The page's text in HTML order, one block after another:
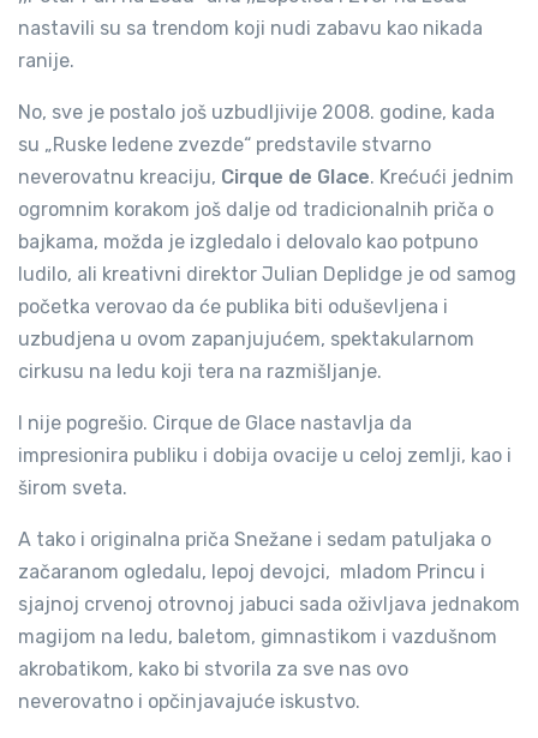
nastavili su sa trendom koji nudi zabavu kao nikada
ranije.
No, sve je postalo još uzbudljivije 2008. godine, kada
su „Ruske ledene zvezde“ predstavile stvarno
neverovatnu kreaciju, Cirque de Glace. Krećući jednim
ogromnim korakom još dalje od tradicionalnih priča o
bajkama, možda je izgledalo i delovalo kao potpuno
ludilo, ali kreativni direktor Julian Deplidge je od samog
početka verovao da će publika biti oduševljena i
uzbudjena u ovom zapanjujućem, spektakularnom
cirkusu na ledu koji tera na razmišljanje.
I nije pogrešio. Cirque de Glace nastavlja da
impresionira publiku i dobija ovacije u celoj zemlji, kao i
širom sveta.
A tako i originalna priča Snežane i sedam patuljaka o
začaranom ogledalu, lepoj devojci, mladom Princu i
sjajnoj crvenoj otrovnoj jabuci sada oživljava jednakom
magijom na ledu, baletom, gimnastikom i vazdušnom
akrobatikom, kako bi stvorila za sve nas ovo
neverovatno i opčinjavajuće iskustvo.